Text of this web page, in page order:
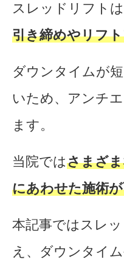
スレッドリフト
引き締めやリフ
ダウンタイムが
いため、アンチ
ます。
当院ではさまざ
にあわせた施術
本記事ではスレ
え、ダウンタイ